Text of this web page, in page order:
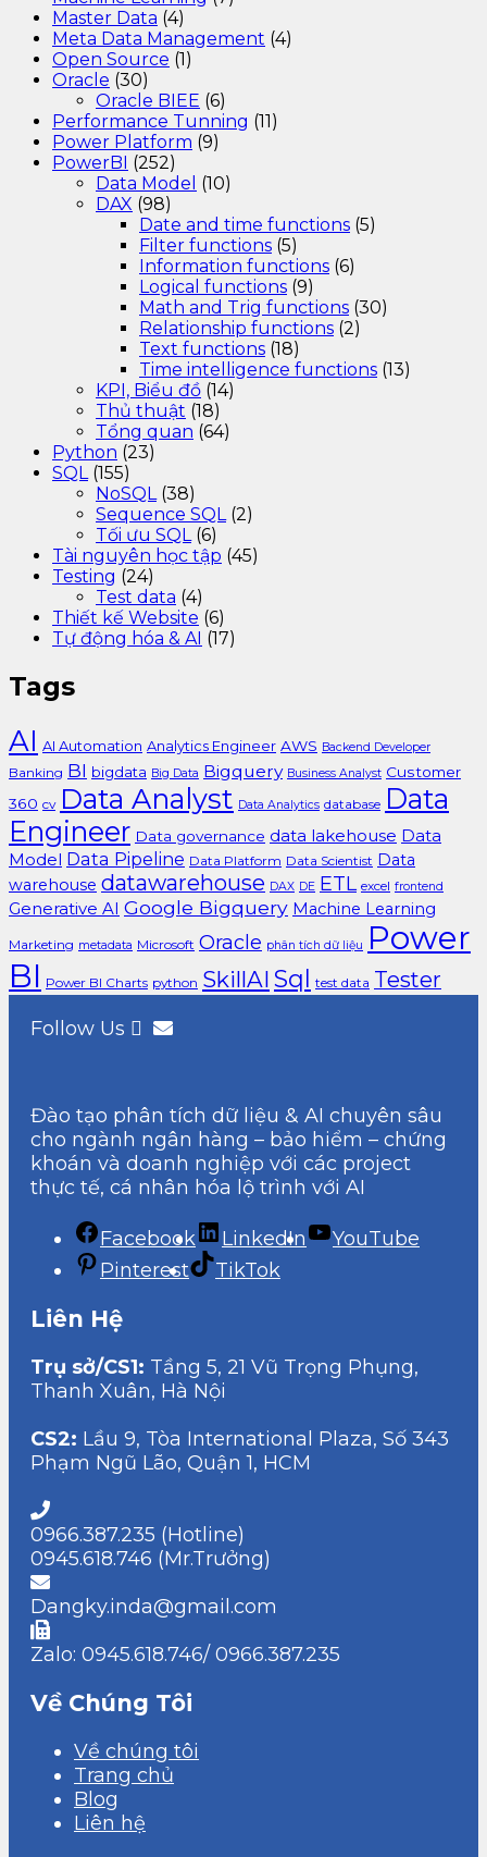
Master Data (4)
Meta Data Management (4)
Open Source (1)
Oracle (30)
Oracle BIEE (6)
Performance Tunning (11)
Power Platform (9)
PowerBI (252)
Data Model (10)
DAX (98)
Date and time functions (5)
Filter functions (5)
Information functions (6)
Logical functions (9)
Math and Trig functions (30)
Relationship functions (2)
Text functions (18)
Time intelligence functions (13)
KPI, Biểu đồ (14)
Thủ thuật (18)
Tổng quan (64)
Python (23)
SQL(155)
NoSQL(38)
Sequence SQL(2)
Tối ưu SQL(6)
Tài nguyên học tập (45)
Testing (24)
Test data (4)
Thiết kế Website (6)
Tự động hóa & AI (17)
Tags
AI AI Automation Analytics Engineer AWS Backend Developer
Banking BI bigdata Big Data Bigquery Business Analyst Customer
360 cv Data Analyst Data Analytics database Data
Engineer Data governance data lakehouse Data
Model Data Pipeline Data Platform Data Scientist Data
warehouse datawarehouse DAX DE ETL excel frontend
Generative AI Google Bigquery Machine Learning
Marketing metadata Microsoft Oracle phân tích dữ liệu
Power
BI Power BI Charts python SkillAI Sql test data Tester
Follow Us
Đào tạo phân tích dữ liệu & AI chuyên sâu
cho ngành ngân hàng – bảo hiểm – chứng
khoán và doanh nghiệp với các project
thực tế, cá nhân hóa lộ trình với AI
Facebook LinkedIn
YouTube
Pinterest
TikTok
Liên Hệ
Trụ sở/CS1: Tầng 5, 21 Vũ Trọng Phụng,
Thanh Xuân, Hà Nội
CS2: Lầu 9, Tòa International Plaza, Số 343
Phạm Ngũ Lão, Quận 1, HCM
0966.387.235 (Hotline)
0945.618.746 (Mr.Trưởng)
Dangky.inda@gmail.com
Zalo: 0945.618.746/ 0966.387.235
Về Chúng Tôi
Về chúng tôi
Trang chủ
Blog
Liên hệ